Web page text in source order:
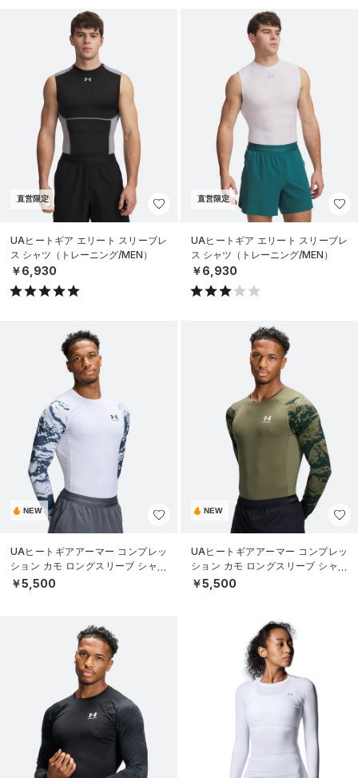
直営限定
UAヒートギア エリート スリーブレ
ス シャツ（トレーニング/MEN）
￥6,930
直営限定
UAヒートギア エリート スリーブレ
ス シャツ（トレーニング/MEN）
￥6,930
NEW
UAヒートギアアーマー コンプレッ
ション カモ ロングスリーブ シャツ
（トレーニング/MEN）
￥5,500
NEW
UAヒートギアアーマー コンプレッ
ション カモ ロングスリーブ シャツ
（トレーニング/MEN）
￥5,500